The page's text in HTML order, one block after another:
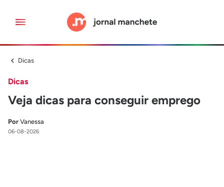
Dicas
Dicas
Veja dicas para conseguir emprego
Por Vanessa
06-08-2026